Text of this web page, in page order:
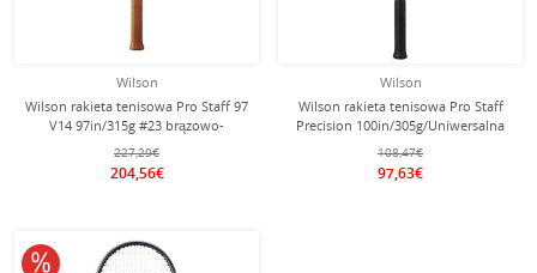
Wilson
Wilson rakieta tenisowa Pro Staff 97
V14 97in/315g #23 brązowo-
brązowa - niestrunowana -
227,29€
204,56€
Wilson
Wilson rakieta tenisowa Pro Staff
Precision 100in/305g/Uniwersalna
2025 - naciągnięta -
108,47€
97,63€
10% obniżone